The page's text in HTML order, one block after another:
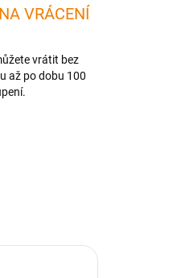
VRÁCENÍ
vrátit bez
až po dobu 100